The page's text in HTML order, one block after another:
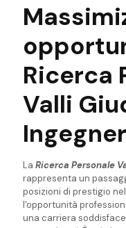
Ricerca
Valli
La Ricerca Personale
rappresenta un
posizioni di prestigio
l'opportunità
una carriera